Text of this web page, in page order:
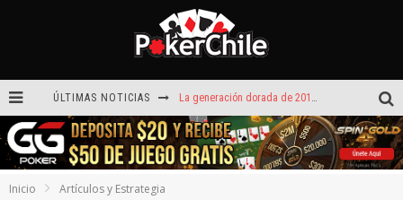
ÚLTIMAS NOTICIAS La generación dorada de 2011: el año en que Chile conquistó el póker internacional
¡Sábado de ases! Punta Arenas y Valdivia repartieron más de $3,8 millones
ROAD TO CLSOP Puerto Plata, satélite a Main Event.
Inicio Artículos y Estrategia